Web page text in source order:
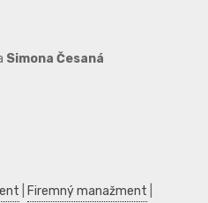
Simona Česaná
Firemný manažment